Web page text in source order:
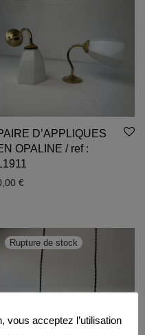
D’APPLIQUES
OPALINE / ref :
€
vous acceptez l’utilisation